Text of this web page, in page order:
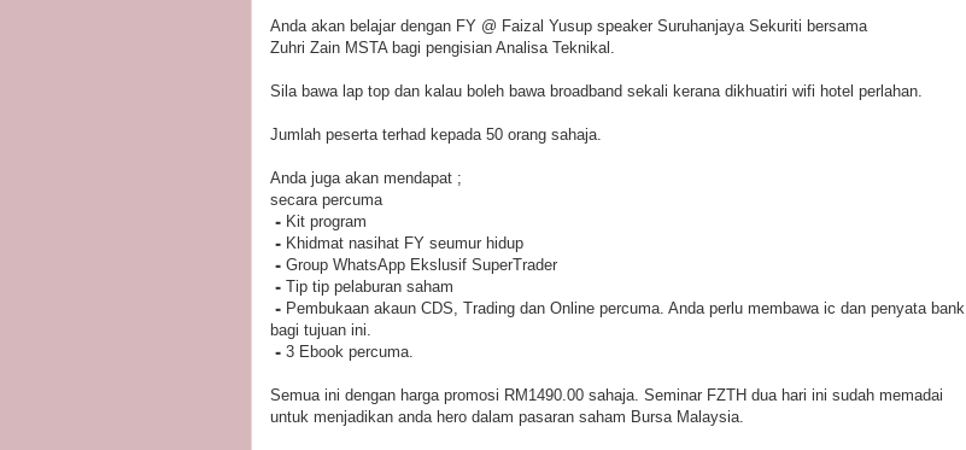
Anda akan belajar dengan FY @ Faizal Yusup speaker Suruhanjaya Sekuriti bersama
Zuhri Zain MSTA bagi pengisian Analisa Teknikal.
Sila bawa lap top dan kalau boleh bawa broadband sekali kerana dikhuatiri wifi hotel perlahan.
Jumlah peserta terhad kepada 50 orang sahaja.
Anda juga akan mendapat ;
secara percuma
⁃ Kit program
⁃ Khidmat nasihat FY seumur hidup
⁃ Group WhatsApp Ekslusif SuperTrader
⁃ Tip tip pelaburan saham
⁃ Pembukaan akaun CDS, Trading dan Online percuma. Anda perlu membawa ic dan penyata bank
bagi tujuan ini.
⁃ 3 Ebook percuma.
Semua ini dengan harga promosi RM1490.00 sahaja. Seminar FZTH dua hari ini sudah memadai
untuk menjadikan anda hero dalam pasaran saham Bursa Malaysia.